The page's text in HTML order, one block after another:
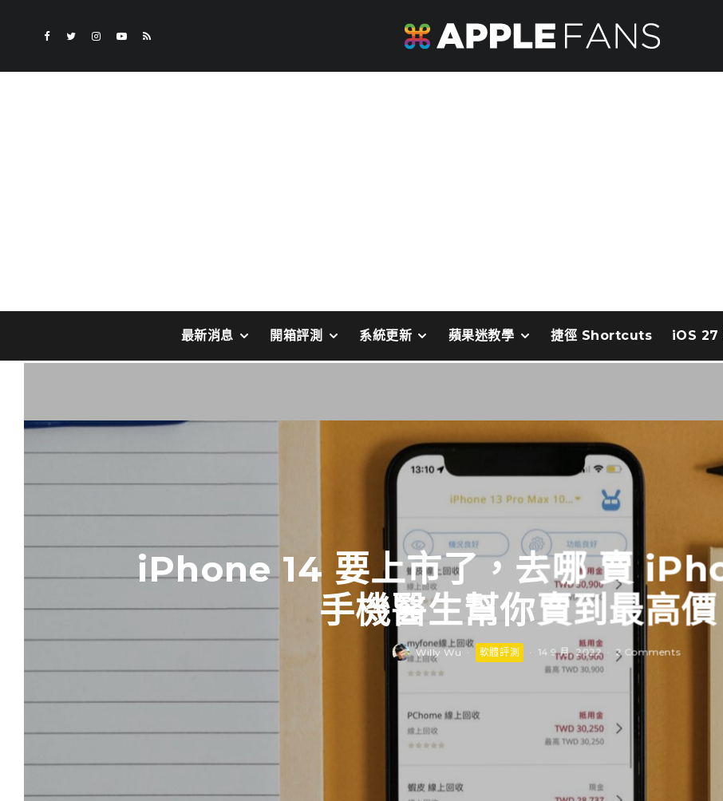
最新消息 開箱評測 系統更新 蘋果迷教學 捷徑 Shortcuts iOS 27
iPhone 14 要上市了，去哪 賣
手機醫生幫你賣到最高價
Willy Wu · 軟體評測 · 14 9 月, 2022 2 Comments